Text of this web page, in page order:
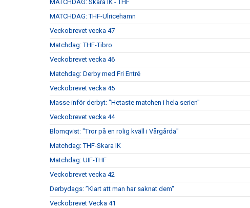
MATCHDAG: Skara IK - THF
MATCHDAG: THF-Ulricehamn
Veckobrevet vecka 47
Matchdag: THF-Tibro
Veckobrevet vecka 46
Matchdag: Derby med Fri Entré
Veckobrevet vecka 45
Masse inför derbyt: "Hetaste matchen i hela serien"
Veckobrevet vecka 44
Blomqvist: "Tror på en rolig kväll i Vårgårda"
Matchdag: THF-Skara IK
Matchdag: UIF-THF
Veckobrevet vecka 42
Derbydags: ”Klart att man har saknat dem"
Veckobrevet Vecka 41